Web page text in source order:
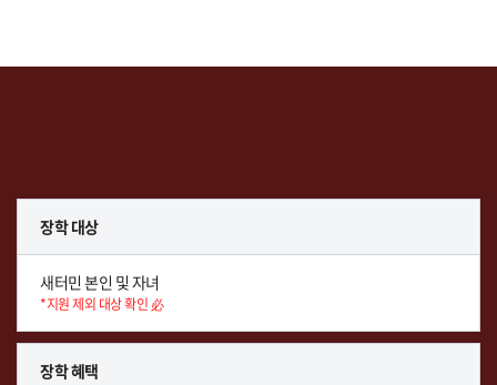
장학 대상
새터민 본인 및 자녀
*지원 제외 대상 확인 必
장학 혜택